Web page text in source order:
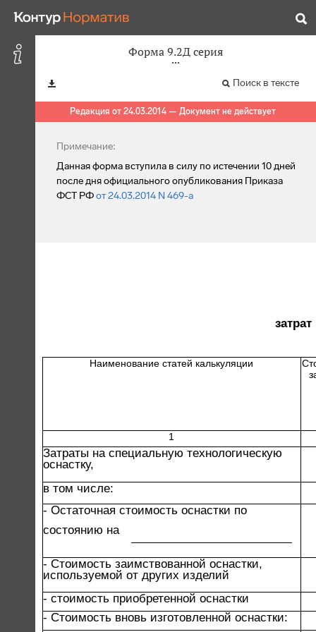
Форма 9.2Д серия
Поиск в тексте
Редакция от 24.03.2014 — Документ не действует
Примечание:
Данная форма вступила в силу по истечении 10 дней
после дня официального опубликования Приказа
ФСТ РФот 24.03.2014 N 469-а
Наименование статей калькуляции
1
Затраты на специальную технологическую
оснастку,
в том числе:
- Остаточная стоимость оснастки по
состоянию на
- Стоимость заимствованной оснастки,
используемой от других изделий
- стоимость приобретенной оснастки
- Стоимость вновь изготовленной оснастки: